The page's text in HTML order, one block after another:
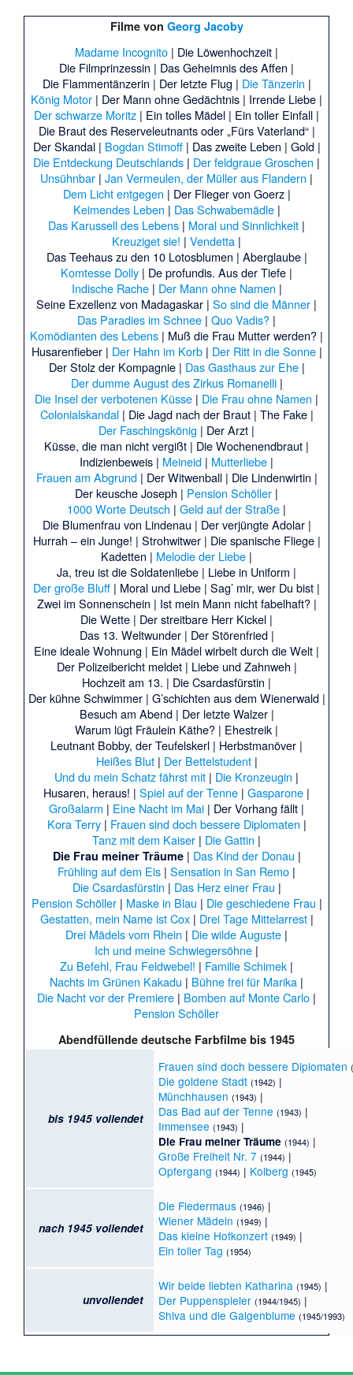
Filme von Georg Jacoby
Madame Incognito | Die Löwenhochzeit |
Die Filmprinzessin | Das Geheimnis des Affen |
Die Flammentänzerin | Der letzte Flug | Die Tänzerin |
König Motor | Der Mann ohne Gedächtnis | Irrende Liebe |
Der schwarze Moritz | Ein tolles Mädel | Ein toller Einfall |
Die Braut des Reserveleutnants oder „Fürs Vaterland“|
Der Skandal| Bogdan Stimoff| Das zweite Leben | Gold|
Die Entdeckung Deutschlands | Der feldgraue Groschen |
Unsühnbar | Jan Vermeulen, der Müller aus Flandern |
Dem Licht entgegen | Der Flieger von Goerz|
Keimendes Leben | Das Schwabemädle|
Das Karussell des Lebens | Moral und Sinnlichkeit |
Kreuziget sie! | Vendetta |
Das Teehaus zu den 10 Lotosblumen | Aberglaube|
Komtesse Dolly | De profundis. Aus der Tiefe |
Indische Rache| Der Mann ohne Namen |
Seine Exzellenz von Madagaskar | So sind die Männer |
Das Paradies im Schnee | Quo Vadis? |
Komödianten des Lebens | Muß die Frau Mutter werden? |
Husarenfieber| Der Hahn im Korb| Der Ritt in die Sonne|
Der Stolz der Kompagnie| Das Gasthaus zur Ehe|
Der dumme August des Zirkus Romanelli|
Die Insel der verbotenen Küsse | Die Frau ohne Namen |
Colonialskandal| Die Jagd nach der Braut| The Fake|
Der Faschingskönig | Der Arzt |
Küsse, die man nicht vergißt | Die Wochenendbraut |
Indizienbeweis | Meineid | Mutterliebe |
Frauen am Abgrund| Der Witwenball| Die Lindenwirtin |
Der keusche Joseph | Pension Schöller |
1000 Worte Deutsch | Geld auf der Straße |
Die Blumenfrau von Lindenau | Der verjüngte Adolar|
Hurrah – ein Junge! | Strohwitwer| Die spanische Fliege|
Kadetten | Melodie der Liebe |
Ja, treu ist die Soldatenliebe | Liebe in Uniform |
Der große Bluff | Moral und Liebe | Sag’ mir, wer Du bist |
Zwei im Sonnenschein | Ist mein Mann nicht fabelhaft?|
Die Wette | Der streitbare Herr Kickel |
Das 13. Weltwunder| Der Störenfried|
Eine ideale Wohnung | Ein Mädel wirbelt durch die Welt |
Der Polizeibericht meldet| Liebe und Zahnweh |
Hochzeit am 13. | Die Csardasfürstin |
Der kühne Schwimmer| G’schichten aus dem Wienerwald|
Besuch am Abend| Der letzte Walzer|
Warum lügt Fräulein Käthe? | Ehestreik |
Leutnant Bobby, der Teufelskerl | Herbstmanöver |
Heißes Blut| Der Bettelstudent|
Und du mein Schatz fährst mit | Die Kronzeugin |
Husaren, heraus! | Spiel auf der Tenne | Gasparone |
Großalarm | Eine Nacht im Mai | Der Vorhang fällt |
Kora Terry| Frauen sind doch bessere Diplomaten |
Tanz mit dem Kaiser | Die Gattin |
Die Frau meiner Träume| Das Kind der Donau |
Frühling auf dem Eis | Sensation in San Remo |
Die Csardasfürstin | Das Herz einer Frau |
Pension Schöller| Maske in Blau | Die geschiedene Frau |
Gestatten, mein Name ist Cox| Drei Tage Mittelarrest|
Drei Mädels vom Rhein | Die wilde Auguste |
Ich und meine Schwiegersöhne |
Zu Befehl, Frau Feldwebel! | Familie Schimek |
Nachts im Grünen Kakadu | Bühne frei für Marika |
Die Nacht vor der Premiere | Bomben auf Monte Carlo |
Pension Schöller
Abendfüllende deutsche Farbfilme bis 1945
bis 1945 vollendet
Frauen sind doch bessere Diplomaten
Die goldene Stadt (1942) |
Münchhausen (1943) |
Das Bad auf der Tenne (1943) |
Immensee (1943) |
Die Frau meiner Träume (1944) |
Große Freiheit Nr. 7 (1944) |
Opfergang (1944) | Kolberg (1945)
nach 1945 vollendet
Die Fledermaus (1946) |
Wiener Mädeln (1949) |
Das kleine Hofkonzert (1949) |
Ein toller Tag (1954)
unvollendet
Wir beide liebten Katharina (1945) |
Der Puppenspieler (1944/1945) |
Shiva und die Galgenblume (1945/1993)